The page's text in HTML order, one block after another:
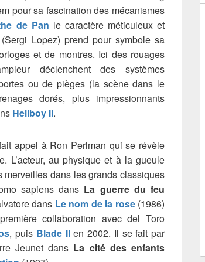
pour sa fascination des mécanismes
de Pan le caractère méticuleux et
Lopez) prend pour symbole sa
et de montres. Ici des rouages
déclenchent des systèmes
ou de pièges (la scène dans le
dorés, plus impressionnants
Hellboy II.
appel à Ron Perlman qui se révèle
L’acteur, au physique et à la gueule
dans les grands classiques
sapiens dans La guerre du feu
dans Le nom de la rose(1986)
collaboration avec del Toro
, puis Blade IIen 2002. Il se fait par
Jeunet dans La cité des enfants